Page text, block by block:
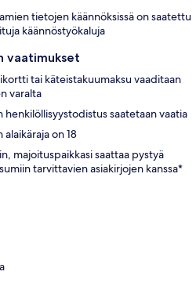
tietojen käännöksissä on saatettu
käännöstyökaluja
vaatimukset
tai käteistakuumaksu vaaditaan
varalta
henkilöllisyystodistus saatetaan vaatia
on 18
majoituspaikkasi saattaa pystyä
tarvittavien asiakirjojen kanssa*